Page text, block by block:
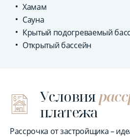
Хамам
Сауна
Крытый подогреваемый
Открытый бассейн
Условия
платежа
Рассрочка от застройщика –